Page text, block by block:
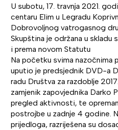
U subotu, 17. travnja 2021.
centaru Elim u Legradu
Dobrovoljnog vatrogasnog
Skupština je održana u skladu
i prema novom Statutu
Na početku svima nazočnima
uputio je predsjednik DVD-a
radu Društva za razdoblje
zamjenik zapovjednika Darko
pregled aktivnosti, te
postrojbe u zadnje 4 godine.
prijedloga, razriješena su